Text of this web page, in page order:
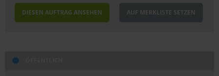
Gladbeck
Gotha
DIESEN AUFTRAG ANSEHEN AUF MERKLISTE SETZEN